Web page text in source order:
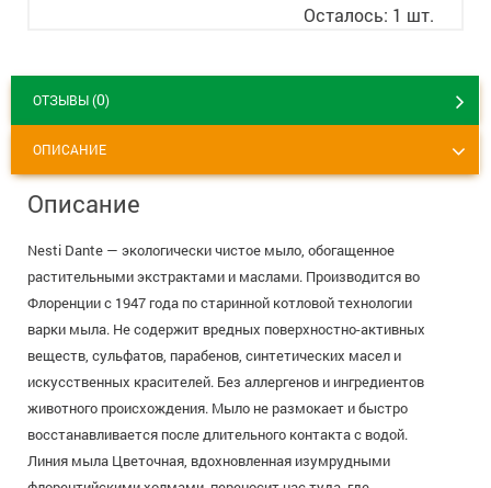
Осталось: 1 шт.
ОТЗЫВЫ (0)
ОПИСАНИЕ
Описание
Nesti Dante — экологически чистое мыло, обогащенное
растительными экстрактами и маслами. Производится во
Флоренции с 1947 года по старинной котловой технологии
варки мыла. Не содержит вредных поверхностно-активных
веществ, сульфатов, парабенов, синтетических масел и
искусственных красителей. Без аллергенов и ингредиентов
животного происхождения. Мыло не размокает и быстро
восстанавливается после длительного контакта с водой.
Линия мыла Цветочная, вдохновленная изумрудными